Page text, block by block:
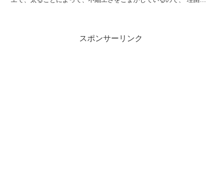
スポンサーリンク